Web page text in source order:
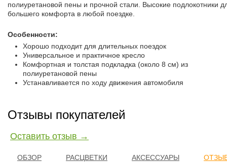
полиуретановой пены и прочной стали. Высокие подлокотники
большего комфорта в любой поездке.
Особенности:
Хорошо подходит для длительных поездок
Универсальное и практичное кресло
Комфортная и толстая подкладка (около 8 см) из
полиуретановой пены
Устанавливается по ходу движения автомобиля
Отзывы покупателей
Оставить отзыв →
ОБЗОР РАСЦВЕТКИ АКСЕССУАРЫ